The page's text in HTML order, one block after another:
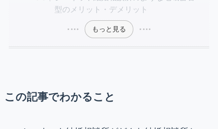
型のメリット・デメリット
もっと見る
この記事でわかること